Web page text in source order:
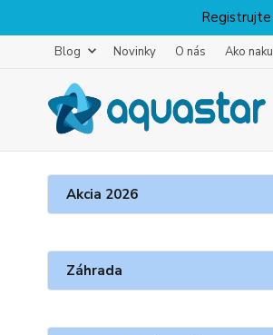
Registrujte
Blog Novinky O nás Ako
Akcia 2026
Záhrada